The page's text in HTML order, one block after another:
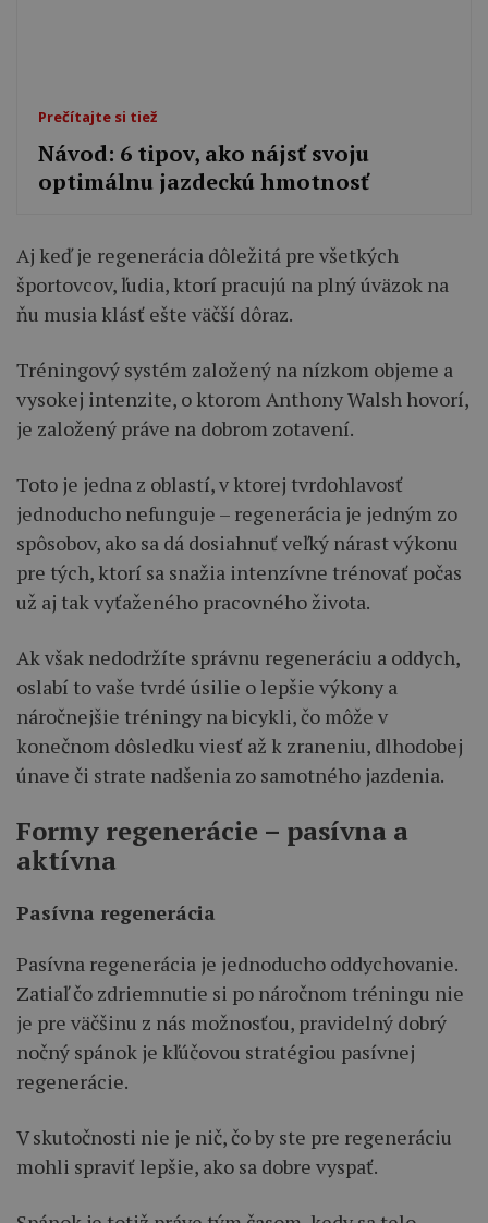
Prečítajte si tiež
Návod: 6 tipov, ako nájsť svoju
optimálnu jazdeckú hmotnosť
Aj keď je regenerácia dôležitá pre všetkých
športovcov, ľudia, ktorí pracujú na plný úväzok na
ňu musia klásť ešte väčší dôraz.
Tréningový systém založený na nízkom objeme a
vysokej intenzite, o ktorom Anthony Walsh hovorí,
je založený práve na dobrom zotavení.
Toto je jedna z oblastí, v ktorej tvrdohlavosť
jednoducho nefunguje – regenerácia je jedným zo
spôsobov, ako sa dá dosiahnuť veľký nárast výkonu
pre tých, ktorí sa snažia intenzívne trénovať počas
už aj tak vyťaženého pracovného života.
Ak však nedodržíte správnu regeneráciu a oddych,
oslabí to vaše tvrdé úsilie o lepšie výkony a
náročnejšie tréningy na bicykli, čo môže v
konečnom dôsledku viesť až k zraneniu, dlhodobej
únave či strate nadšenia zo samotného jazdenia.
Formy regenerácie – pasívna a
aktívna
Pasívna regenerácia
Pasívna regenerácia je jednoducho oddychovanie.
Zatiaľ čo zdriemnutie si po náročnom tréningu nie
je pre väčšinu z nás možnosťou, pravidelný dobrý
nočný spánok je kľúčovou stratégiou pasívnej
regenerácie.
V skutočnosti nie je nič, čo by ste pre regeneráciu
mohli spraviť lepšie, ako sa dobre vyspať.